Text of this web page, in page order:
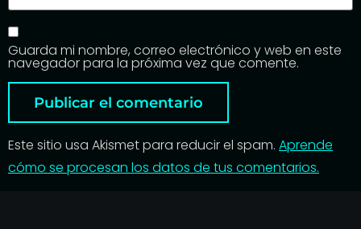
Guarda mi nombre, correo electrónico y web en este
navegador para la próxima vez que comente.
Este sitio usa Akismet para reducir el spam. Aprende
cómo se procesan los datos de tus comentarios.